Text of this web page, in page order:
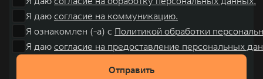
Я даю согласие на коммуникацию.
Я ознакомлен (-а) с Политикой обработки
Я даю согласие на предоставление персональных
Отправить